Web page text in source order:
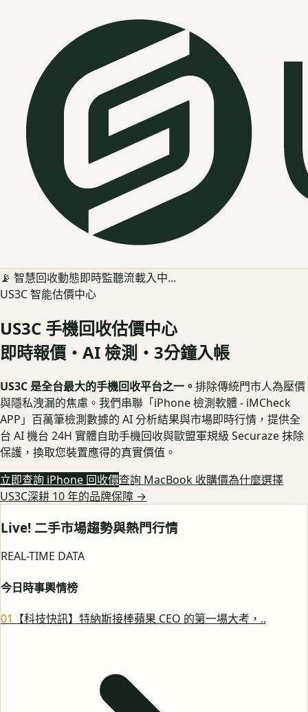
📡 智慧回收動態即時監聽流載入中...
US3C 智能估價中心
US3C 手機回收估價中心
即時報價・AI 檢測・3分鐘入帳
US3C 是全台最大的手機回收平台之一。 排除傳統門市人為壓價
與隱私洩漏的焦慮。我們串聯「iPhone 檢測軟體 - iMCheck
APP」百萬筆檢測數據的 AI 分析結果與市場即時行情，提供全
台 AI 機台 24H 實體自助手機回收與歐盟軍規級 Securaze 抹除
保護，換取您裝置應得的真實價值。
立即查詢 iPhone 回收價查詢 MacBook 收購價為什麼選擇
US3C深耕 10 年的品牌保障 →
Live! 二手市場趨勢與熱門行情
REAL-TIME DATA
今日時事輿情榜
01 【科技快訊】特納斯接棒蘋果 CEO 的第一場大考，..